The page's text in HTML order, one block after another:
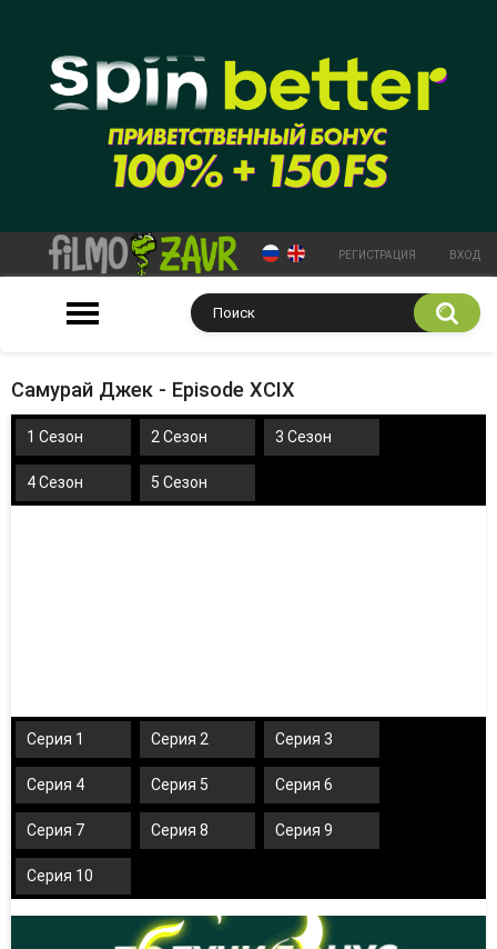
РЕГИСТРАЦИЯ ВХОД
Самурай Джек - Episode XCIX
1 Сезон 2 Сезон 3 Сезон
4 Сезон 5 Сезон
Серия 1 Серия 2 Серия 3
Серия 4 Серия 5 Серия 6
Серия 7 Серия 8 Серия 9
Серия 10